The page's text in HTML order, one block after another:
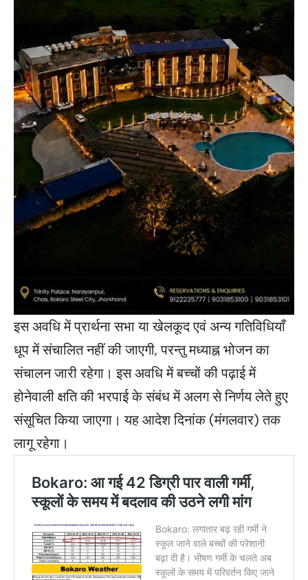
इस अवधि में प्रार्थना सभा या खेलकूद एवं अन्य गतिविधियाँ
धूप में संचालित नहीं की जाएगी, परन्तु मध्याह्न भोजन का
संचालन जारी रहेगा। इस अवधि में बच्चों की पढ़ाई में
होनेवाली क्षति की भरपाई के संबंध में अलग से निर्णय लेते हुए
संसूचित किया जाएगा। यह आदेश दिनांक (मंगलवार) तक
लागू रहेगा।